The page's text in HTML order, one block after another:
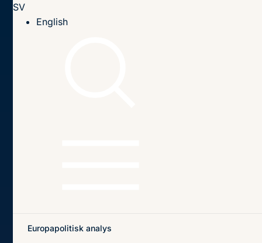
SV
English
Europapolitisk analys